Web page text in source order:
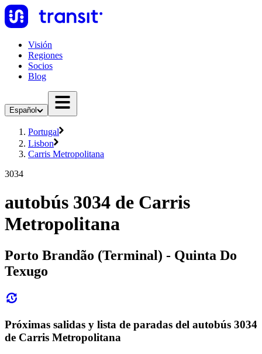
Visión
Regiones
Socios
Blog
Español
Portugal
Lisbon
Carris Metropolitana
3034
autobús 3034 de Carris
Metropolitana
Porto Brandão (Terminal) - Quinta Do
Texugo
Próximas salidas y lista de paradas del autobús 3034
de Carris Metropolitana